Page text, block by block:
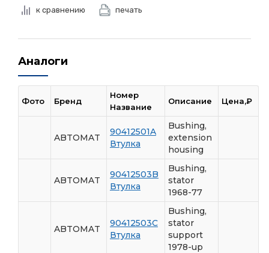
к сравнению печать
Аналоги
Фото Бренд
Номер
Название
Описание Цена,₽
ABTOMAT
90412501A
Втулка
Bushing,
extension
housing
ABTOMAT
90412503B
Втулка
Bushing,
stator
1968-77
ABTOMAT
90412503C
Втулка
Bushing,
stator
support
1978-up